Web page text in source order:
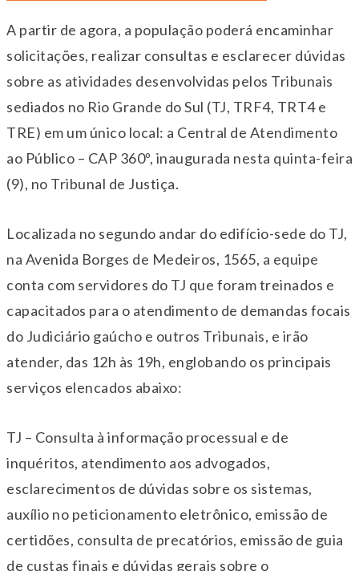
A partir de agora, a população poderá encaminhar
solicitações, realizar consultas e esclarecer dúvidas
sobre as atividades desenvolvidas pelos Tribunais
sediados no Rio Grande do Sul (TJ, TRF4, TRT4 e
TRE) em um único local: a Central de Atendimento
ao Público – CAP 360º, inaugurada nesta quinta-feira
(9), no Tribunal de Justiça.
Localizada no segundo andar do edifício-sede do TJ,
na Avenida Borges de Medeiros, 1565, a equipe
conta com servidores do TJ que foram treinados e
capacitados para o atendimento de demandas focais
do Judiciário gaúcho e outros Tribunais, e irão
atender, das 12h às 19h, englobando os principais
serviços elencados abaixo:
TJ – Consulta à informação processual e de
inquéritos, atendimento aos advogados,
esclarecimentos de dúvidas sobre os sistemas,
auxílio no peticionamento eletrônico, emissão de
certidões, consulta de precatórios, emissão de guia
de custas finais e dúvidas gerais sobre o